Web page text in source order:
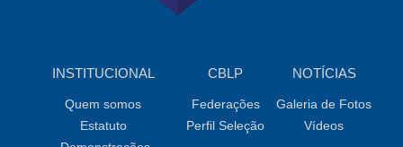
INSTITUCIONAL
Quem somos
Estatuto
CBLP
Federações
Perfil Seleção
NOTÍCIAS
Galeria de Fotos
Vídeos